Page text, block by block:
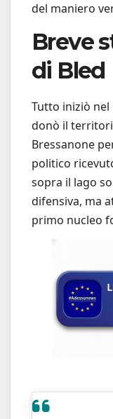
del maniero
Breve
di Bled
Tutto iniziò nel
donò il
Bressanone
politico
sopra il lago
difensiva, ma
primo nucleo